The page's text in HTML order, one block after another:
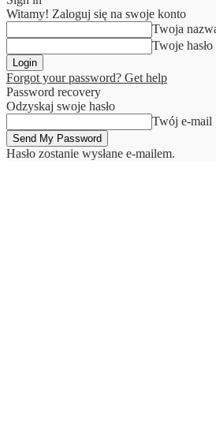
Witamy! Zaloguj się na swoje konto
Twoja
Twoje hasło
Forgot your password? Get help
Password recovery
Odzyskaj swoje hasło
Twój e-mail
Hasło zostanie wysłane e-mailem.